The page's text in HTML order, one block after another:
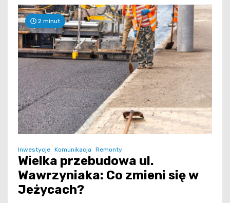
2 minut
Inwestycje Komunikacja Remonty
Wielka przebudowa ul.
Wawrzyniaka: Co zmieni się w
Jeżycach?